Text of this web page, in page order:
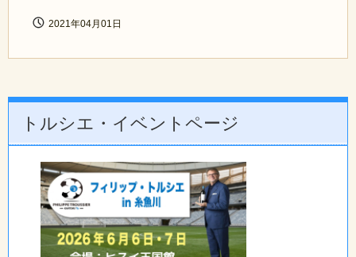
2021年04月01日
トルシエ・イベントページ